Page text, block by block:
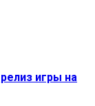
игры на